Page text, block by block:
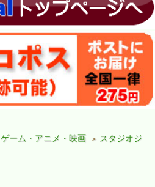
ゲーム・アニメ・映画 > スタジオジ